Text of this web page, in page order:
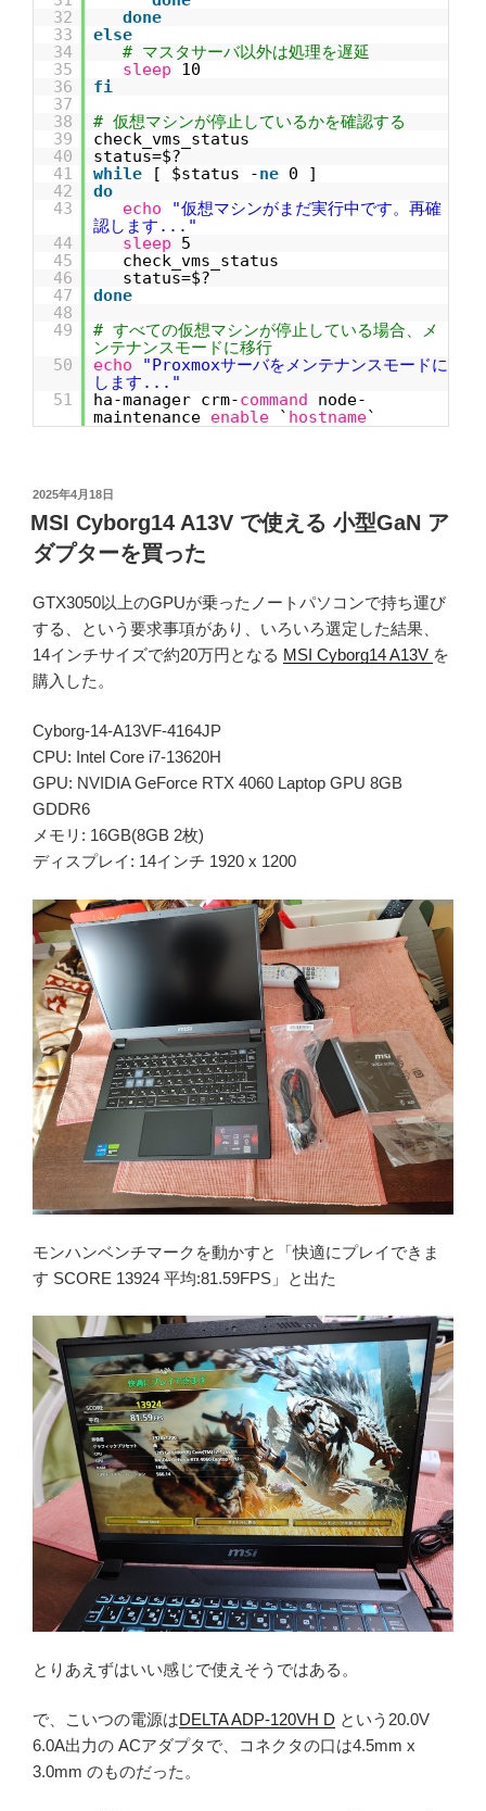
32
done
33
else
34
# マスタサーバ以外は処理を遅延
35
sleep
10
36
fi
37
38
# 仮想マシンが停止しているかを確認する
39
check_vms_status
40
status=$?
41
while [ $status -ne 0 ]
42
do
43
echo
"仮想マシンがまだ実行中です。再確
認します..."
44
sleep
5
45
check_vms_status
46
status=$?
47
done
48
49
# すべての仮想マシンが停止している場合、メ
ンテナンスモードに移行
50
echo
"Proxmoxサーバをメンテナンスモードに
します..."
51
ha-manager crm-command
node-
maintenance enable ` hostname`
投
稿
日:
2025年4月18日
MSI Cyborg14 A13V で使える 小型GaN ア
ダプターを買った
GTX3050以上のGPUが乗ったノートパソコンで持ち運び
する、という要求事項があり、いろいろ選定した結果、
14インチサイズで約20万円となる MSI Cyborg14 A13V を
購入した。
Cyborg-14-A13VF-4164JP
CPU: Intel Core i7-13620H
GPU: NVIDIA GeForce RTX 4060 Laptop GPU 8GB
GDDR6
メモリ: 16GB(8GB 2枚)
ディスプレイ: 14インチ 1920 x 1200
モンハンベンチマークを動かすと「快適にプレイできま
す SCORE 13924 平均:81.59FPS」と出た
とりあえずはいい感じで使えそうではある。
で、こいつの電源はDELTA ADP-120VH D という20.0V
6.0A出力の ACアダプタで、コネクタの口は4.5mm x
3.0mm のものだった。